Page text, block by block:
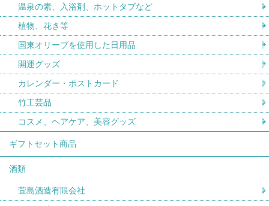
温泉の素、入浴剤、ホットタブなど
植物、花き等
国東オリーブを使用した日用品
開運グッズ
カレンダー・ポストカード
竹工芸品
コスメ、ヘアケア、美容グッズ
ギフトセット商品
酒類
萱島酒造有限会社